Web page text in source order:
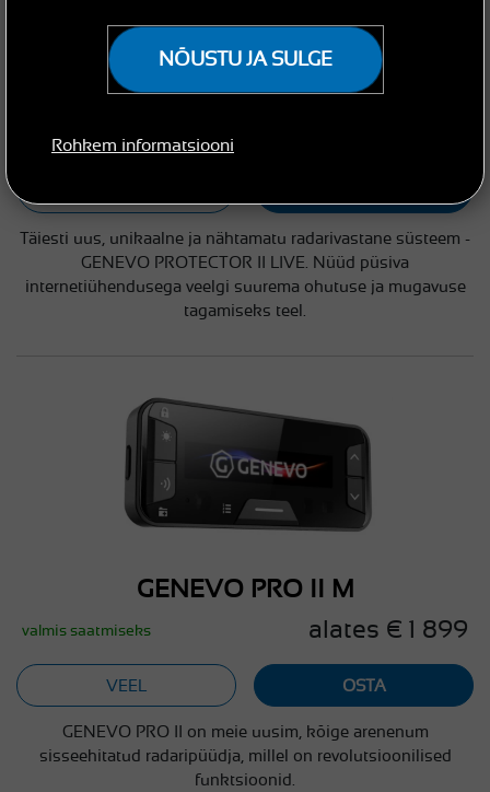
NÕUSTU JA SULGE
Rohkem informatsiooni
GENEVO PROTECTOR II LIVE
Hind päringu alusel
valmis saatmiseks
Täiesti uus, unikaalne ja nähtamatu radarivastane süsteem -
GENEVO PROTECTOR II LIVE. Nüüd püsiva
internetiühendusega veelgi suurema ohutuse ja mugavuse
tagamiseks teel.
GENEVO PRO II M
alates € 1 899
valmis saatmiseks
VEEL OSTA
GENEVO PRO II on meie uusim, kõige arenenum
sisseehitatud radaripüüdja, millel on revolutsioonilised
funktsioonid.